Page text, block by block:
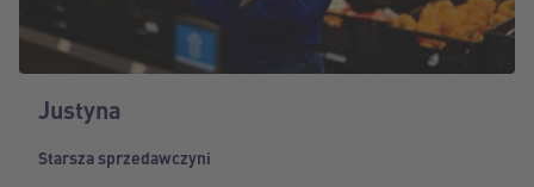
Justyna
Starsza sprzedawczyni